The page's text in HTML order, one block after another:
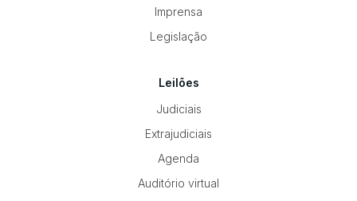
Imprensa
Legislação
Leilões
Judiciais
Extrajudiciais
Agenda
Auditório virtual